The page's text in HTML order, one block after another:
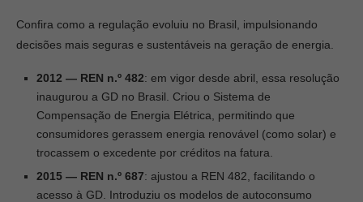
Confira como a regulação evoluiu no Brasil, impulsionando
decisões mais seguras e sustentáveis na geração de energia.
2012 — REN n.º 482: em vigor desde abril, essa resolução
inaugurou a GD no Brasil. Criou o Sistema de
Compensação de Energia Elétrica, permitindo que
consumidores gerassem energia renovável (como solar) e
trocassem o excedente por créditos na fatura.
2015 — REN n.º 687: ajustou a REN 482, facilitando o
acesso à GD. Introduziu os modelos de autoconsumo